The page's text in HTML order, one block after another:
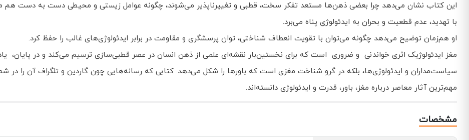
‌این کتاب نشان می‌دهد چرا بعضی ذهن‌ها مستعد تفکر سخت، قطبی و تغییرناپذیر می‌شوند، چگونه عوامل زیستی و محیطی دست به دست هم
با تهدید، عدم قطعیت و بحران به ایدئولوژی پناه می‌برد.
او هم‌زمان توضیح می‌دهد چگونه می‌توان با تقویت انعطاف شناختی، توان پرسشگری و مقاومت در برابر ایدئولوژی‌های غالب را حفظ کرد.
مغز ایدئولوژیک اثری خواندنی و ضروری است که برای نخستین‌بار نقشه‌ای علمی از ذهن انسان در عصر قطبی‌سازی ترسیم می‌کند و در
سیاست‌مداران و ایدئولوژی‌ها، بلکه در گرو شناخت مغزی است که باورها را شکل می‌دهد. کتابی که رسانه‌هایی چون گاردین و تلگراف آن را در
مهم‌ترین آثار معاصر درباره مغز، باور، قدرت و ایدئولوژی دانسته‌اند.
مشخصات